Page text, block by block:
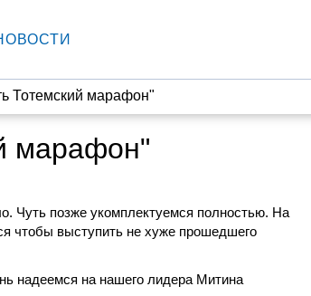
Тотемский марафон"
марафон"
Чуть позже укомплектуемся полностью. На
чтобы выступить не хуже прошедшего
надеемся на нашего лидера Митина